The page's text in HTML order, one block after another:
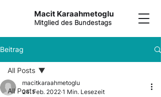
Macit Karaahmetoglu
Mitglied des Bundestags
Beitrag
All Posts
All Posts
macitkaraahmetoglu
24. Feb. 2022 1 Min. Lesezeit